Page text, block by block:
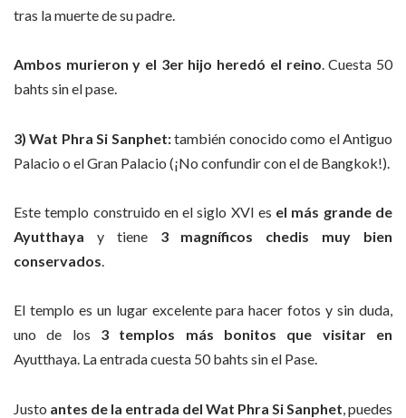
tras la muerte de su padre.
Ambos murieron y el 3er hijo heredó el reino. Cuesta 50
bahts sin el pase.
3) Wat Phra Si Sanphet:también conocido como el Antiguo
Palacio o el Gran Palacio (¡No confundir con el de Bangkok!).
Este templo construido en el siglo XVI es el más grande de
Ayutthaya y tiene 3 magníficos chedis muy bien
conservados.
El templo es un lugar excelente para hacer fotos y sin duda,
uno de los 3 templos más bonitos que visitar en
Ayutthaya. La entrada cuesta 50 bahts sin el Pase.
Justo antes de la entrada del Wat Phra Si Sanphet , puedes